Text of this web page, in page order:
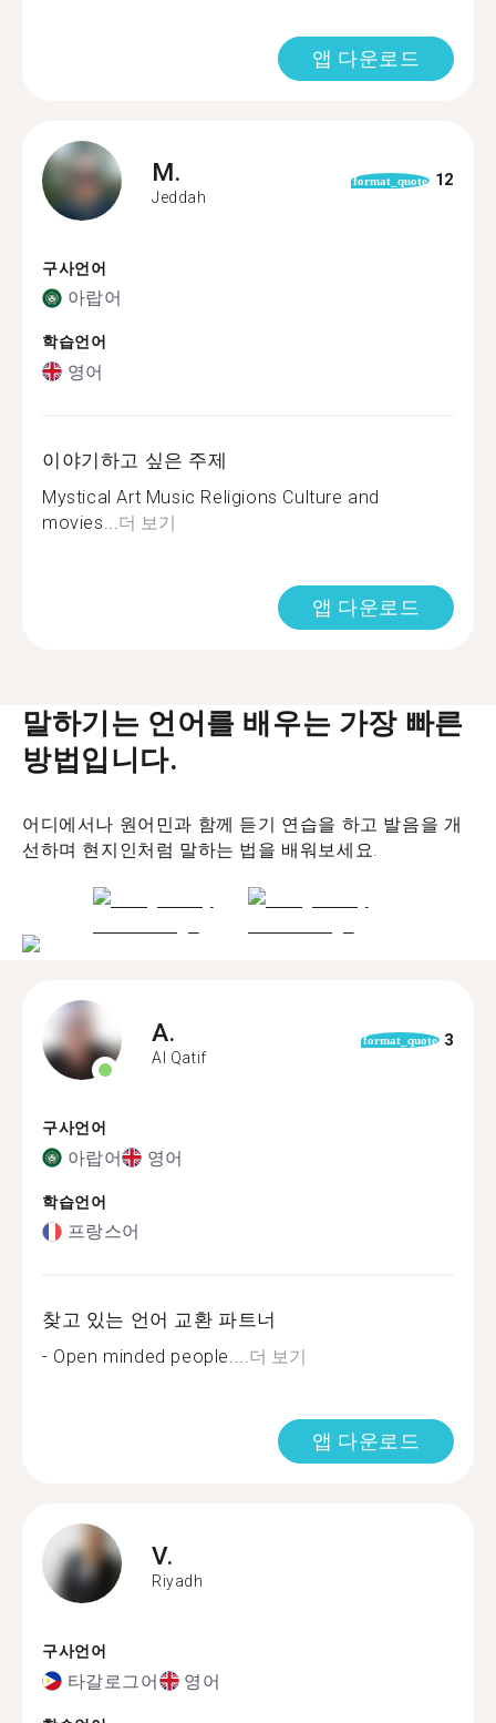
앱 다운로드
M.
Jeddah
format_quote 12
구사언어
아랍어
학습언어
영어
이야기하고 싶은 주제
Mystical Art Music Religions Culture and
movies... 더 보기
앱 다운로드
말하기는 언어를 배우는 가장 빠른
방법입니다.
어디에서나 원어민과 함께 듣기 연습을 하고 발음을 개
선하며 현지인처럼 말하는 법을 배워보세요.
A.
Al Qatif
format_quote 3
구사언어
아랍어 영어
학습언어
프랑스어
찾고 있는 언어 교환 파트너
- Open minded people....더 보기
앱 다운로드
V.
Riyadh
구사언어
타갈로그어 영어